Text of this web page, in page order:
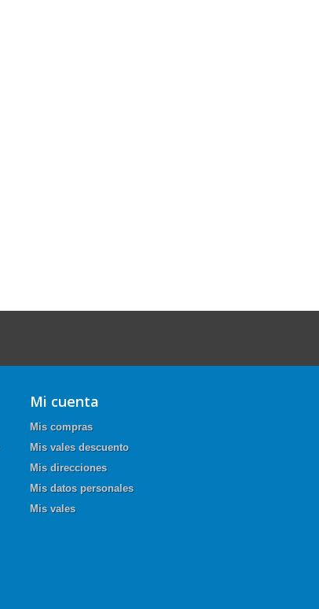
Mi cuenta
Mis compras
Mis vales descuento
Mis direcciones
Mis datos personales
Mis vales